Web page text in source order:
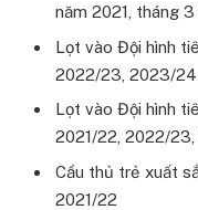
năm 2021, tháng
Lọt vào Đội hình
2022/23, 2023/24
Lọt vào Đội hình
2021/22, 2022/
Cầu thủ trẻ xuất
2021/22